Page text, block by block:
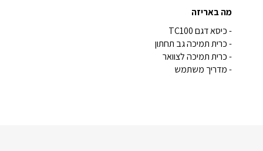
מה באריזה
- כיסא דגם TC100
- כרית תמיכה גב תחתון
- כרית תמיכה לצוואר
- מדריך משתמש